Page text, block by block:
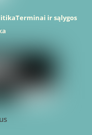
Terminai ir sąlygos